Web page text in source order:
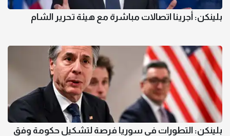
بلينكن: أجرينا اتصالات مباشرة مع هيئة تحرير الشام
بلينكن: التطورات في سوريا فرصة لتشكيل حكومة وفق